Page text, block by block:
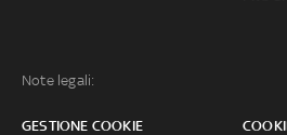
Note legali:
GESTIONE COOKIE